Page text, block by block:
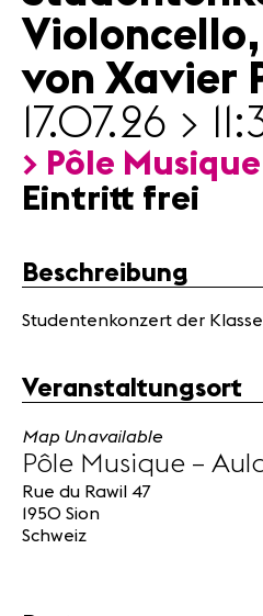
Partner
News
Konzerte
Freiwillige
Medien
Jobs
Impressum
Violoncello,
von Xavier
17.07.26 >
> Pôle
Eintritt frei
Beschreibung
Studentenkonzert der
Veranstaltungsort
Map Unavailable
Pôle Musique –
Rue du Rawil 47
1950 Sion
Schweiz